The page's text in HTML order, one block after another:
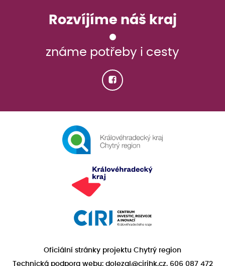
Rozvíjíme náš kraj
známe potřeby i cesty
Oficiální stránky projektu Chytrý region
Technická podpora webu: dolezal@cirihk.cz, 606 087 472